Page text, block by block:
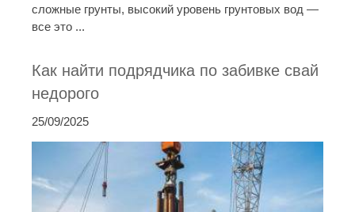
сложные грунты, высокий уровень грунтовых вод —
все это ...
Как найти подрядчика по забивке свай
недорого
25/09/2025